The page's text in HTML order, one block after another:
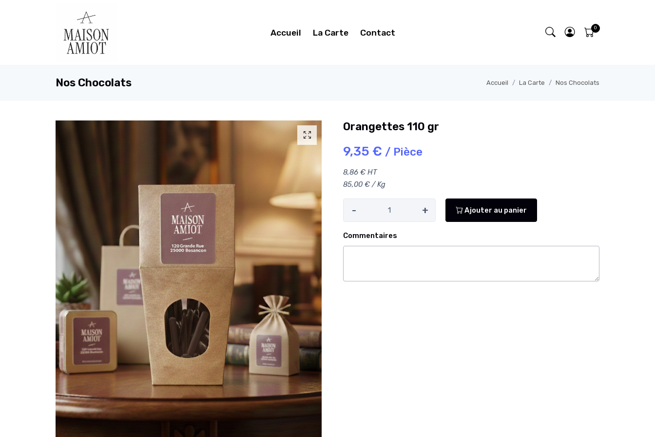
Accueil La Carte Contact
Nos Chocolats Accueil La Carte Nos Chocolats
Orangettes 110 gr
9,35 € / Pièce
8,86 € HT
85,00 € / Kg
- + Ajouter au panier
Commentaires